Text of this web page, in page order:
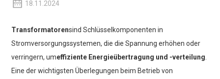
18.11.2024
Transformatorensind Schlüsselkomponenten in
Stromversorgungssystemen, die die Spannung erhöhen oder
verringern, umeffiziente Energieübertragung und -verteilung.
Eine der wichtigsten Überlegungen beim Betrieb von